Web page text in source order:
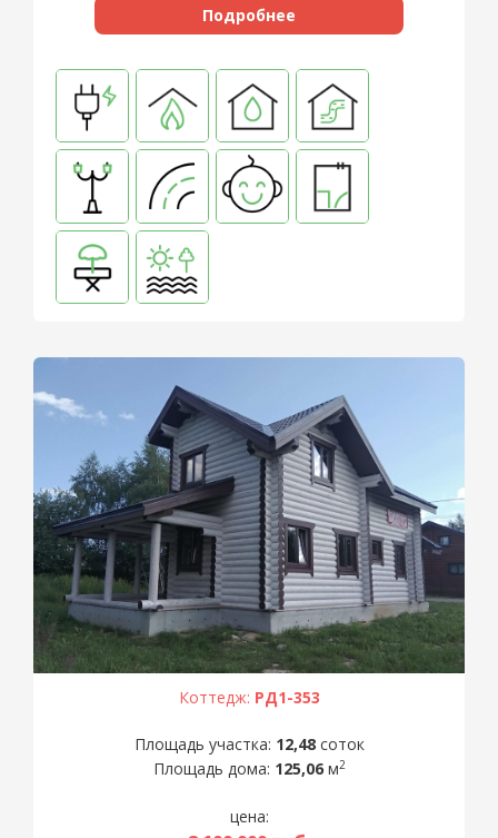
Подробнее
Коттедж: РД1-353
Площадь участка: 12,48соток
Площадь дома: 125,06м2
цена: